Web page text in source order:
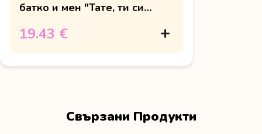
батко и мен "Тате, ти си
19.43 €
Свързани Продукти